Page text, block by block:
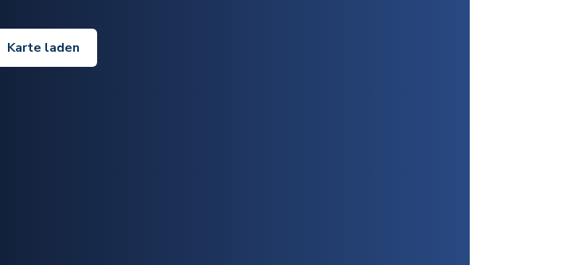
Karte laden